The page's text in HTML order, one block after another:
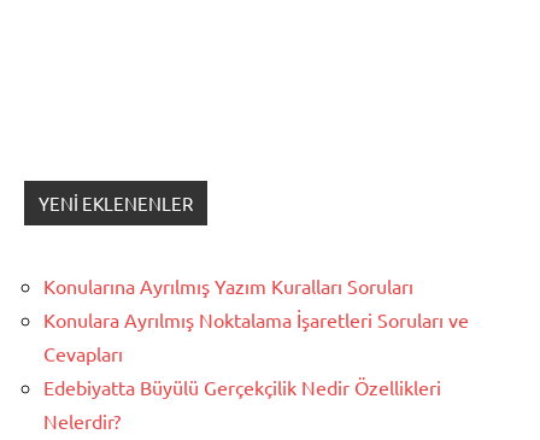
YENI EKLENENLER
Konularına Ayrılmış Yazım Kuralları Soruları
Konulara Ayrılmış Noktalama İşaretleri Soruları ve
Cevapları
Edebiyatta Büyülü Gerçekçilik Nedir Özellikleri
Nelerdir?